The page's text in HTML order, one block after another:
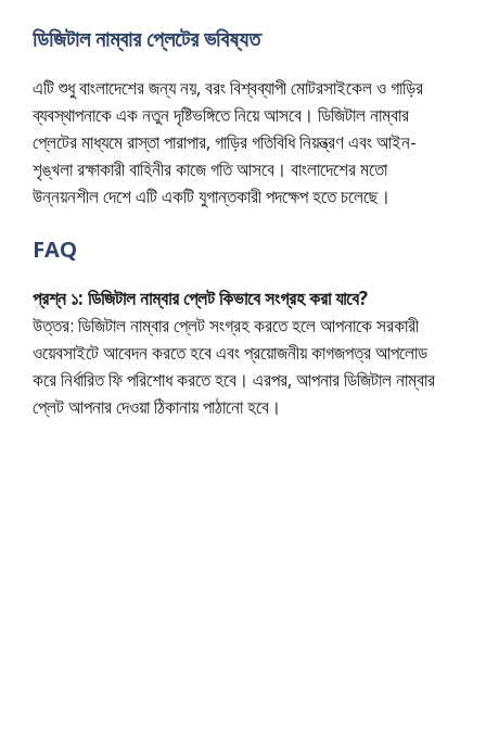
ডিজিটাল নাম্বার প্লেটের ভবিষ্যত
এটি শুধু বাংলাদেশের জন্য নয়, বরং বিশ্বব্যাপী মোটরসাইকেল ও গাড়ির
ব্যবস্থাপনাকে এক নতুন দৃষ্টিভঙ্গিতে নিয়ে আসবে। ডিজিটাল নাম্বার
প্লেটের মাধ্যমে রাস্তা পারাপার, গাড়ির গতিবিধি নিয়ন্ত্রণ এবং আইন-
শৃঙ্খলা রক্ষাকারী বাহিনীর কাজে গতি আসবে। বাংলাদেশের মতো
উন্নয়নশীল দেশে এটি একটি যুগান্তকারী পদক্ষেপ হতে চলেছে।
FAQ
প্রশ্ন ১: ডিজিটাল নাম্বার প্লেট কিভাবে সংগ্রহ করা যাবে?
উত্তর: ডিজিটাল নাম্বার প্লেট সংগ্রহ করতে হলে আপনাকে সরকারী
ওয়েবসাইটে আবেদন করতে হবে এবং প্রয়োজনীয় কাগজপত্র আপলোড
করে নির্ধারিত ফি পরিশোধ করতে হবে। এরপর, আপনার ডিজিটাল নাম্বার
প্লেট আপনার দেওয়া ঠিকানায় পাঠানো হবে।